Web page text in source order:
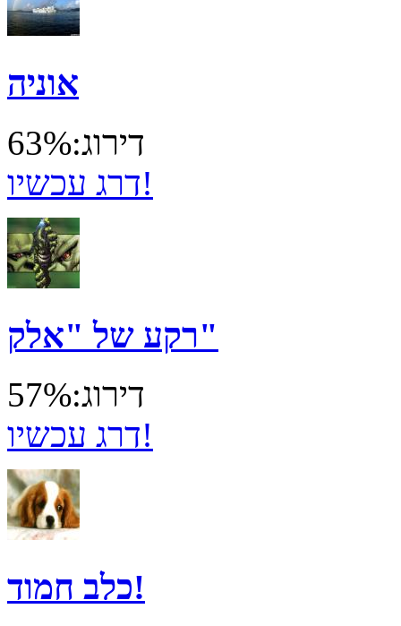
אוניה
דירוג:63%
דרג עכשיו!
רקע של "אלק"
דירוג:57%
דרג עכשיו!
כלב חמוד!